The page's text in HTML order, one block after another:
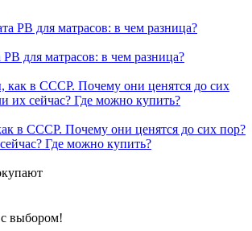
для матрасов: в чем разница?
в СССР. Почему они ценятся до сих пор?
Где можно купить?
выбором!